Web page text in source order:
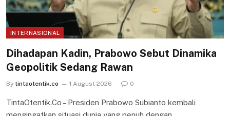
INTERNASIONAL
Dihadapan Kadin, Prabowo Sebut Dinamika
Geopolitik Sedang Rawan
By tintaotentik.co 1 August 2026 0
TintaOtentik.Co – Presiden Prabowo Subianto kembali